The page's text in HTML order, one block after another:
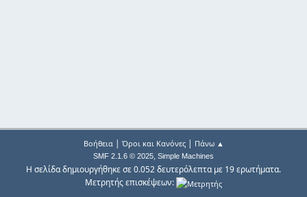
Βοήθεια| Όροι και Κανόνες| Πάνω ▲
SMF 2.1.6 © 2025, Simple Machines
Η σελίδα δημιουργήθηκε σε 0.052 δευτερόλεπτα με 19 ερωτήματα.
Μετρητής επισκέψεων: